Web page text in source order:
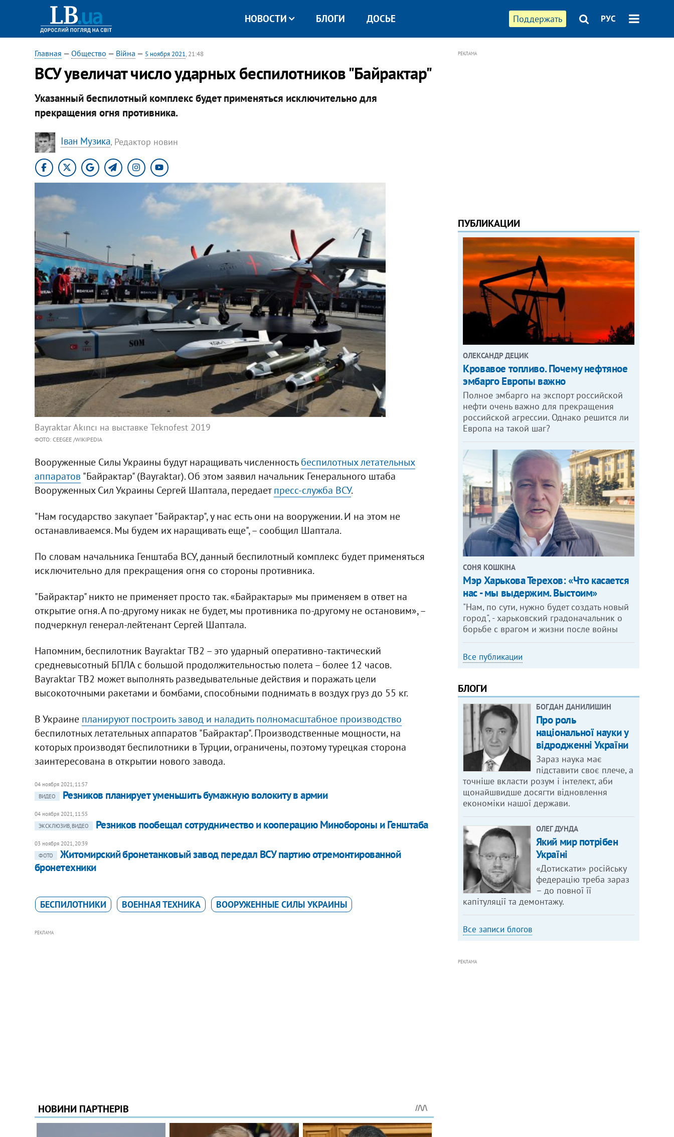
Поддержать РУС
НОВОСТИ БЛОГИ ДОСЬЕ
Главная — Общество — Війна — 5 ноября 2021, 21:48
ВСУ увеличат число ударных беспилотников "Байрактар"
Указанный беспилотный комплекс будет применяться исключительно для
прекращения огня противника.
Іван Музика, Редактор новин
Bayraktar Akıncı на выставке Teknofest 2019
ФОТО: CEEGEE /WIKIPEDIA
Вооруженные Силы Украины будут наращивать численностьбеспилотных летательных
аппаратов "Байрактар" (Bayraktar). Об этом заявил начальник Генерального штаба
Вооруженных Сил Украины Сергей Шаптала, передаетпресс-служба ВСУ.
"Нам государство закупает "Байрактар", у нас есть они на вооружении. И на этом не
останавливаемся. Мы будем их наращивать еще", – сообщил Шаптала.
По словам начальника Генштаба ВСУ, данный беспилотный комплекс будет применяться
исключительно для прекращения огня со стороны противника.
"Байрактар" никто не применяет просто так. «Байрактары» мы применяем в ответ на
открытие огня. А по-другому никак не будет, мы противника по-другому не остановим», –
подчеркнул генерал-лейтенант Сергей Шаптала.
Напомним, беспилотник Bayraktar TB2 – это ударный оперативно-тактический
средневысотный БПЛА с большой продолжительностью полета – более 12 часов.
Bayraktar TB2 может выполнять разведывательные действия и поражать цели
высокоточными ракетами и бомбами, способными поднимать в воздух груз до 55 кг.
В Украине планируют построить завод и наладить полномасштабное производство
беспилотных летательных аппаратов "Байрактар". Производственные мощности, на
которых производят беспилотники в Турции, ограничены, поэтому турецкая сторона
заинтересована в открытии нового завода.
04 ноября 2021, 11:57
ВИДЕО
Резников планирует уменьшить бумажную волокиту в армии
04 ноября 2021, 11:55
ЭКСКЛЮЗИВ, ВИДЕО
Резников пообещал сотрудничество и кооперацию Минобороны и Генштаба
03 ноября 2021, 20:39
ФОТО
Житомирский бронетанковый завод передал ВСУ партию отремонтированной
бронетехники
БЕСПИЛОТНИКИ ВОЕННАЯ ТЕХНИКА ВООРУЖЕННЫЕ СИЛЫ УКРАИНЫ
РЕКЛАМА
РЕКЛАМА
ПУБЛИКАЦИИ
ОЛЕКСАНДР ДЕЦИК
Кровавое топливо. Почему нефтяное
эмбарго Европы важно
Полное эмбарго на экспорт российской
нефти очень важно для прекращения
российской агрессии. Однако решится ли
Европа на такой шаг?
СОНЯ КОШКІНА
Мэр Харькова Терехов: «Что касается
нас - мы выдержим. Выстоим»
"Нам, по сути, нужно будет создать новый
город", - харьковский градоначальник о
борьбе с врагом и жизни после войны
Все публикации
БЛОГИ
БОГДАН ДАНИЛИШИН
Про роль
національної науки у
відродженні України
Зараз наука має
підставити своє плече, а
точніше вкласти розум і інтелект, аби
щонайшвидше досягти відновлення
економіки нашої держави.
ОЛЕГ ДУНДА
Який мир потрібен
Україні
«Дотискати» російську
федерацію треба зараз
– до повної її
капітуляції та демонтажу.
Все записи блогов
РЕКЛАМА